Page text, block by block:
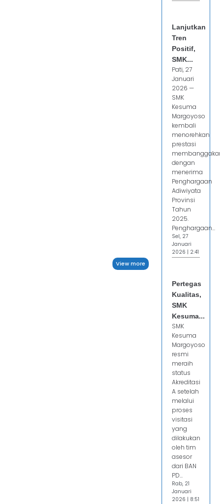
View more
Lanjutkan
Tren
Positif,
SMK...
Pati, 27
Januari
2026 —
SMK
Kesuma
Margoyoso
kembali
menorehkan
prestasi
dengan
menerima
Penghargaan
Adiwiyata
Provinsi
Tahun
2025.
Penghargaan...
Sel, 27
Januari
2026 | 2:41
Pertegas
Kualitas,
SMK
Kesuma...
SMK
Kesuma
Margoyoso
resmi
meraih
status
Akreditasi
A setelah
melalui
proses
visitasi
yang
dilakukan
oleh tim
asesor
dari BAN
PD...
Rab, 21
Januari
2026 | 8:51